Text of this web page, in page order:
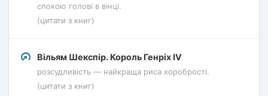
спокою голові в вінці.
(цитати з книг)
Вільям Шекспір. Король Генріх IV
розсудливість — найкраща риса хоробрості.
(цитати з книг)